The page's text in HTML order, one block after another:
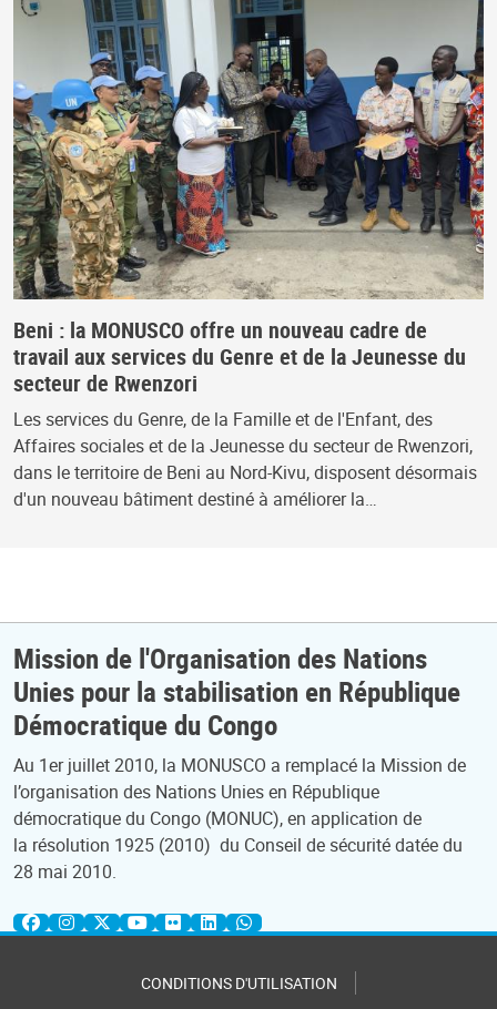
Beni : la MONUSCO offre un nouveau cadre de
travail aux services du Genre et de la Jeunesse du
secteur de Rwenzori
Les services du Genre, de la Famille et de l'Enfant, des
Affaires sociales et de la Jeunesse du secteur de Rwenzori,
dans le territoire de Beni au Nord-Kivu, disposent désormais
d'un nouveau bâtiment destiné à améliorer la…
Mission de l'Organisation des Nations
Unies pour la stabilisation en République
Démocratique du Congo
Au 1er juillet 2010, la MONUSCO a remplacé la Mission de
l’organisation des Nations Unies en République
démocratique du Congo (MONUC), en application de
la résolution 1925 (2010) du Conseil de sécurité datée du
28 mai 2010.
CONDITIONS D'UTILISATION